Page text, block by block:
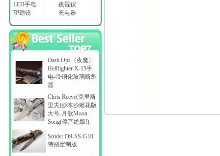
LED手电
夜视仪
望远镜
充电器
Dark Ops（夜魔）
Hellfighter X-15手
电-带钢化玻璃断裂
器
Chris Reeve(克里斯
里夫)沙本沙雕花版
大号-月歌Moon
Song(停产绝版!)
Strider D9-SS-G10
特别定制版